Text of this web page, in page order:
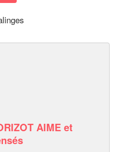
AIME et